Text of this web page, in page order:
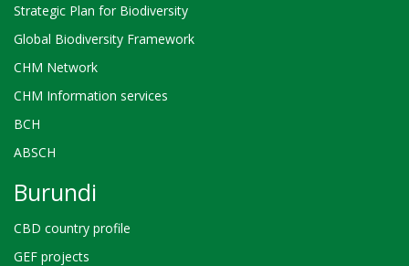
Strategic Plan for Biodiversity
Global Biodiversity Framework
CHM Network
CHM Information services
BCH
ABSCH
Burundi
CBD country profile
GEF projects